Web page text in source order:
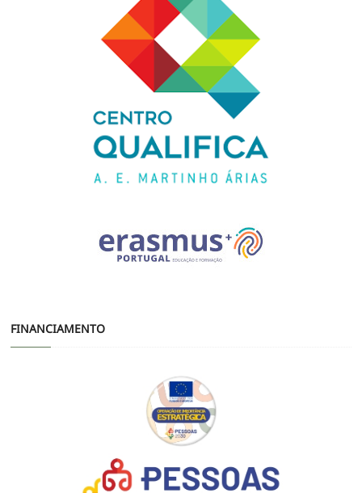
FINANCIAMENTO